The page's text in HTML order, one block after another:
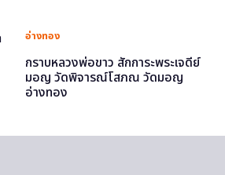
อ่างทอง
กราบหลวงพ่อขาว สักการะพระเจดีย์
มอญ วัดพิจารณ์โสภณ วัดมอญ
อ่างทอง